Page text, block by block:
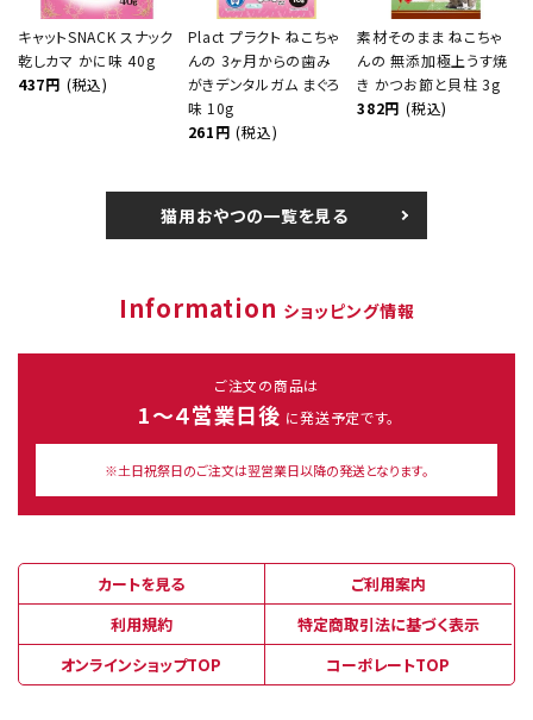
キャットSNACK スナック
乾しカマ かに味 40g
437円 (税込)
Plact プラクト ねこちゃ
んの 3ヶ月からの歯み
がきデンタルガム まぐろ
味 10g
261円 (税込)
素材そのまま ねこちゃ
んの 無添加極上うす焼
き かつお節と貝柱 3g
382円 (税込)
猫用おやつの一覧を見る
Information ショッピング情報
ご注文の商品は
1～４営業日後 に発送予定です。
※土日祝祭日のご注文は翌営業日以降の発送となります。
カートを見る
ご利用案内
利用規約
特定商取引法に基づく表示
オンラインショップTOP
コーポレートTOP